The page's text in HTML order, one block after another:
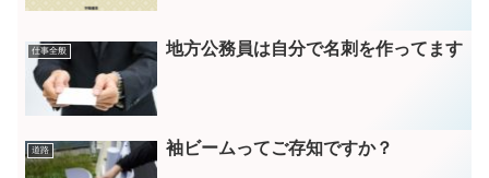
仕事全般 地方公務員は自分で名刺を作ってます
道路 袖ビームってご存知ですか？